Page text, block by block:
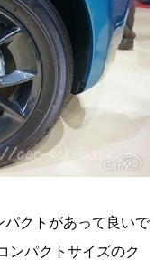
クトがあって良いで
ンパクトサイズのク